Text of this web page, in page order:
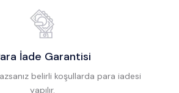
İade Garantisi
belirli koşullarda para iadesi
yapılır.